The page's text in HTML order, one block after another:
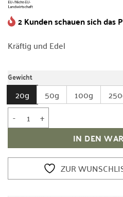
2 Kunden schauen sich das
Kräftig und Edel
Gewicht
20g 50g 100g
Bio Schwarzer Tee Kirishima
IN DEN
ZUR